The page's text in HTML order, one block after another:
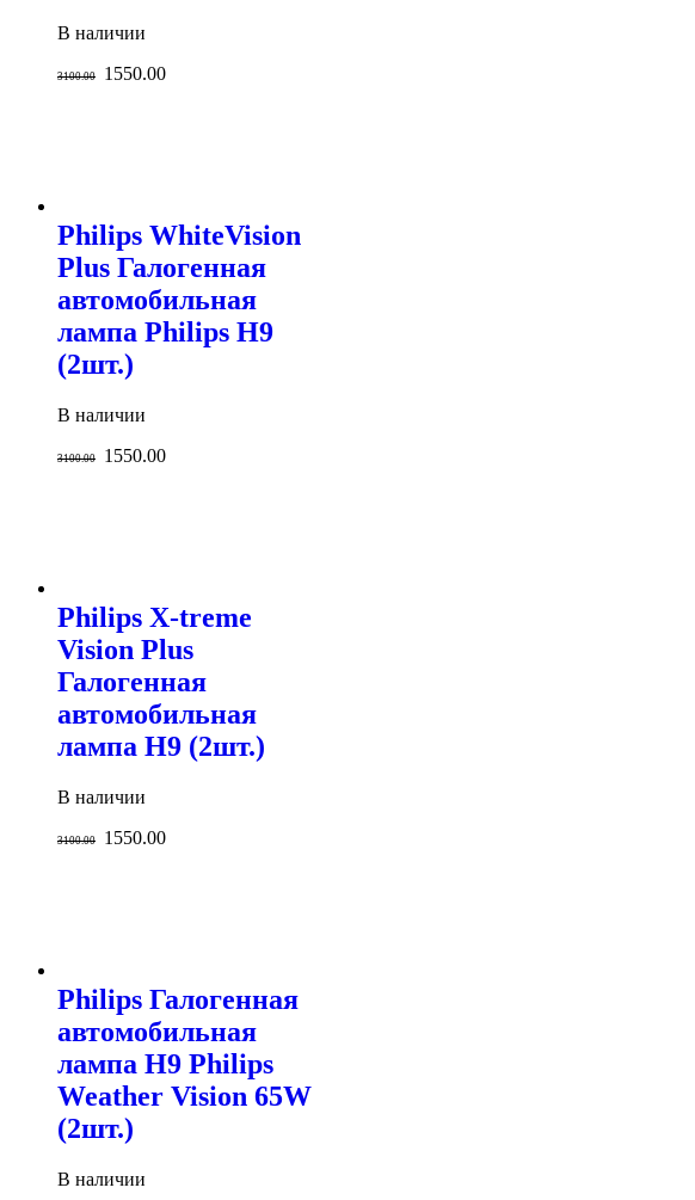
В наличии
3100.00 1550.00
Philips WhiteVision
Plus Галогенная
автомобильная
лампа Philips H9
(2шт.)
В наличии
3100.00 1550.00
Philips X-treme
Vision Plus
Галогенная
автомобильная
лампа H9 (2шт.)
В наличии
3100.00 1550.00
Philips Галогенная
автомобильная
лампа H9 Philips
Weather Vision 65W
(2шт.)
В наличии